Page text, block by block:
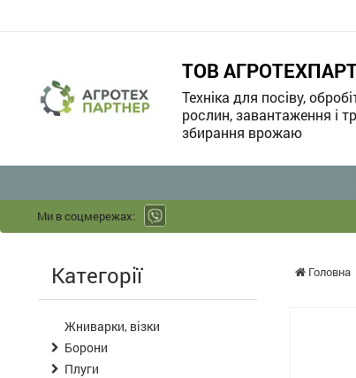
ТОВ
Техніка для посіву,
рослин, завантаження і
збирання врожаю
Ми в соцмережах:
Головна
Категорії
Жниварки, візки
Борони
Плуги